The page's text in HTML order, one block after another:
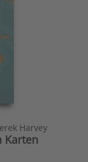
Harvey
Karten